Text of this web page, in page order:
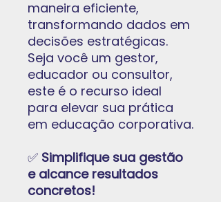
maneira eficiente,
transformando dados em
decisões estratégicas.
Seja você um gestor,
educador ou consultor,
este é o recurso ideal
para elevar sua prática
em educação corporativa.
✅ Simplifique sua gestão
e alcance resultados
concretos!